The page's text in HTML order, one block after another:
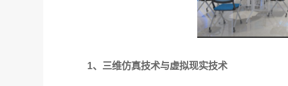
1、三维仿真技术与虚拟现实技术